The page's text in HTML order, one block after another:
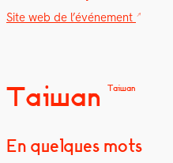
Site web de l’événe­ment
Taiwan Taiwan
En quelques mots